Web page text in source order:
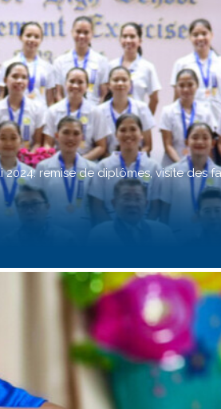
2024: remise de diplômes, visite des